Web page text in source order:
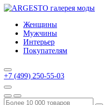
Женщины
Мужчины
Интерьер
Покупателям
+7 (499) 250-55-03